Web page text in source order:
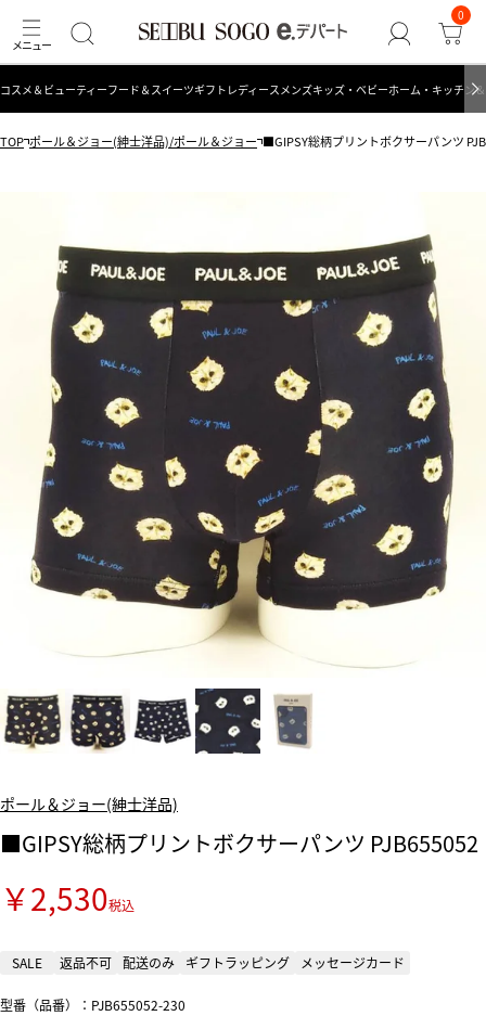
0
コスメ＆ビューティーフード＆スイーツギフト レディース メンズキッズ・ベビーホーム・キッチン
TOP ポール＆ジョー(紳士洋品)/ポール＆ジョー ■GIPSY総柄プリントボクサーパンツ
ポール＆ジョー(紳士洋品)
■GIPSY総柄プリントボクサーパンツ PJB655052
￥2,530税込
SALE 返品不可 配送のみ ギフトラッピング メッセージカード
型番（品番）：PJB655052-230